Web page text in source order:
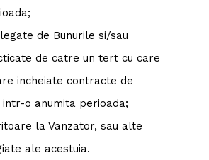
de Bunurile si/sau
de catre un tert cu care
incheiate contracte de
o anumita perioada;
la Vanzator, sau alte
ale acestuia.